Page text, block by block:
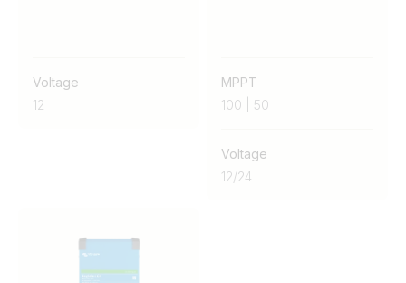
Voltage
12
MPPT
100 | 50
Voltage
12/24